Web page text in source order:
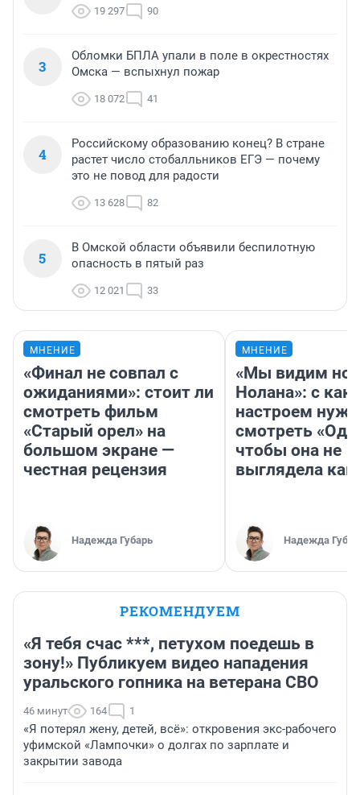
19 297 90
3
Обломки БПЛА упали в поле в окрестностях
Омска — вспыхнул пожар
18 072 41
4
Российскому образованию конец? В стране
растет число стобалльников ЕГЭ — почему
это не повод для радости
13 628 82
5
В Омской области объявили беспилотную
опасность в пятый раз
12 021 33
МНЕНИЕ
«Финал не совпал с
ожиданиями»: стоит ли
смотреть фильм
«Старый орел» на
большом экране —
честная рецензия
Надежда Губарь
МНЕНИЕ
«Мы видим
Нолана»: с
настроем
смотреть
чтобы она не
выглядела как
Надежда
РЕКОМЕНДУЕМ
«Я тебя счас ***, петухом поедешь в
зону!» Публикуем видео нападения
уральского гопника на ветерана СВО
46 минут 164 1
«Я потерял жену, детей, всё»: откровения экс-рабочего
уфимской «Лампочки» о долгах по зарплате и
закрытии завода